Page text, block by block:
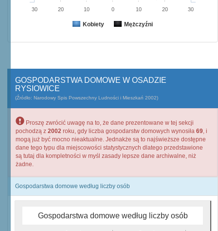
Kobiety Mężczyźni
30 20 10 0 10 20 30
GOSPODARSTWA DOMOWE W OSADZIE
RYSIOWICE
(Źródło: Narodowy Spis Powszechny Ludności i Mieszkań 2002)
Proszę zwrócić uwagę na to, że dane prezentowane w tej sekcji
pochodzą z 2002 roku, gdy liczba gospodarstw domowych wynosiła 69, i
mogą już być mocno nieaktualne. Jednakże są to najświeższe dostępne
dane tego typu dla miejscowości statystycznych dlatego przedstawione
są tutaj dla kompletności w myśl zasady lepsze dane archiwalne, niż
żadne.
Gospodarstwa domowe według liczby osób
Gospodarstwa domowe według liczby osób